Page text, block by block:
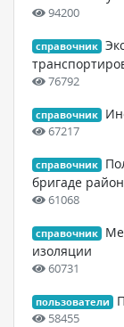
94200
справочник
76792
справочник
67217
справочник
бригаде
61068
справочник
изоляции
60731
пользователи
58455